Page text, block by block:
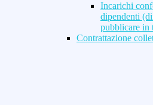
Incarichi
dipendenti
pubblicare in
Contrattazione